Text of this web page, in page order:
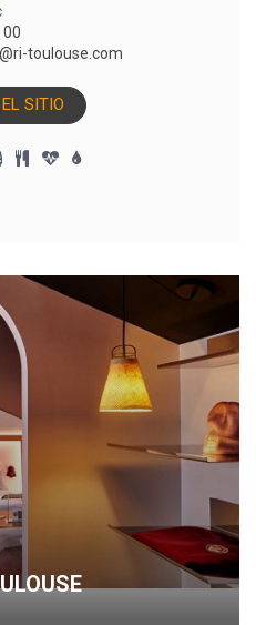
00
toulouse.com
SITIO